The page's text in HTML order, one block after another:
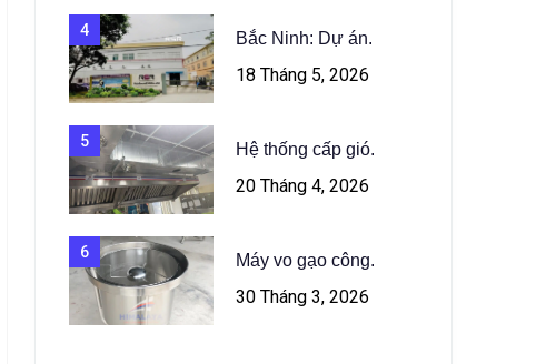
4 Bắc Ninh: Dự án.
18 Tháng 5, 2026
5 Hệ thống cấp gió.
20 Tháng 4, 2026
6 Máy vo gạo công.
30 Tháng 3, 2026